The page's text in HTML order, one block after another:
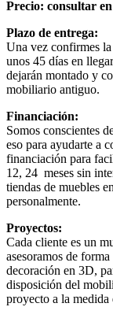
Precio: consultar
Plazo de entrega:
Una vez confirmes
unos 45 días en
dejarán montado y
mobiliario antiguo.
Financiación:
Somos conscientes
eso para ayudarte a
financiación para
12, 24 meses sin
tiendas de muebles
personalmente.
Proyectos:
Cada cliente es un
asesoramos de
decoración en 3D,
disposición del
proyecto a la medida